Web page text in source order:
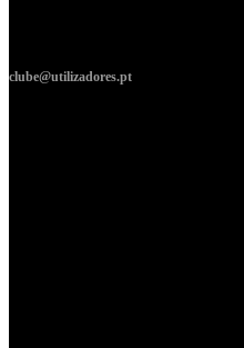
clube@utilizadores.pt